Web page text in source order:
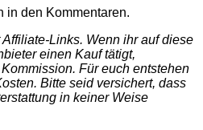
in den Kommentaren.
Links. Wenn ihr auf diese
einen Kauf tätigt,
Für euch entstehen
Bitte seid versichert, dass
in keiner Weise